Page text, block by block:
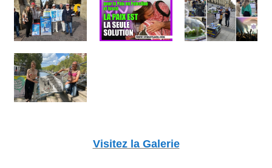
Visitez la Galerie